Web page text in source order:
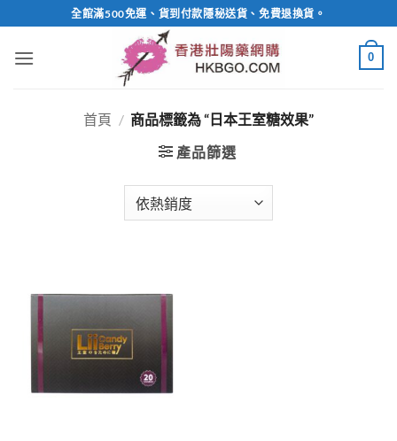
to
content
全館滿500免運、貨到付款隱秘送貨、免費退換貨。
0
首頁 / 商品標籤為 “日本王室糖效果”
產品篩選